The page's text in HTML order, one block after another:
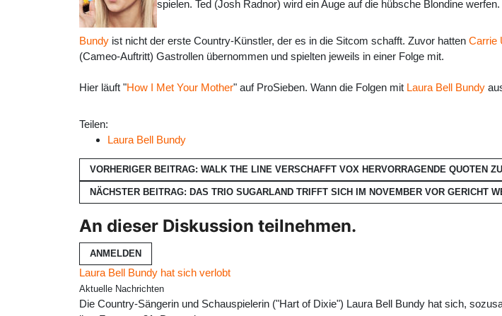
spielen. Ted (Josh Radnor) wird ein Auge auf die hübsche Blondine werfen.
Bundy ist nicht der erste Country-Künstler, der es in die Sitcom schafft. Zuvor hatten Carrie
(Cameo-Auftritt) Gastrollen übernommen und spielten jeweils in einer Folge mit.
Hier läuft "How I Met Your Mother" auf ProSieben. Wann die Folgen mit Laura Bell Bundy
Teilen:
Laura Bell Bundy
VORHERIGER BEITRAG: WALK THE LINE VERSCHAFFT VOX HERVORRAGENDE QUOTEN
NÄCHSTER BEITRAG: DAS TRIO SUGARLAND TRIFFT SICH IM NOVEMBER VOR GERICHT
An dieser Diskussion teilnehmen.
ANMELDEN
Laura Bell Bundy hat sich verlobt
Aktuelle Nachrichten
Die Country-Sängerin und Schauspielerin ("Hart of Dixie") Laura Bell Bundy hat sich,